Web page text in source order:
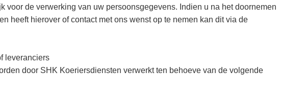
de verwerking van uw persoonsgegevens. Indien u na het doornemen
heeft hierover of contact met ons wenst op te nemen kan dit via de
leveranciers
door SHK Koeriersdiensten verwerkt ten behoeve van de volgende